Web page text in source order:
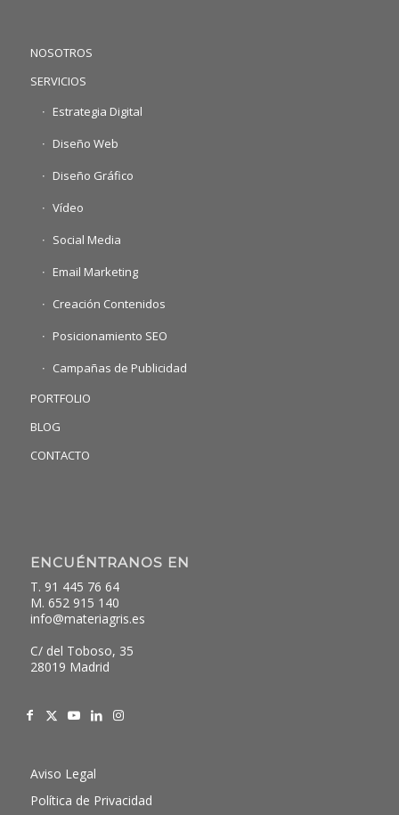
NOSOTROS
SERVICIOS
Estrategia Digital
Diseño Web
Diseño Gráfico
Vídeo
Social Media
Email Marketing
Creación Contenidos
Posicionamiento SEO
Campañas de Publicidad
PORTFOLIO
BLOG
CONTACTO
ENCUÉNTRANOS EN
T. 91 445 76 64
M. 652 915 140
info@materiagris.es
C/ del Toboso, 35
28019 Madrid
Aviso Legal
Política de Privacidad